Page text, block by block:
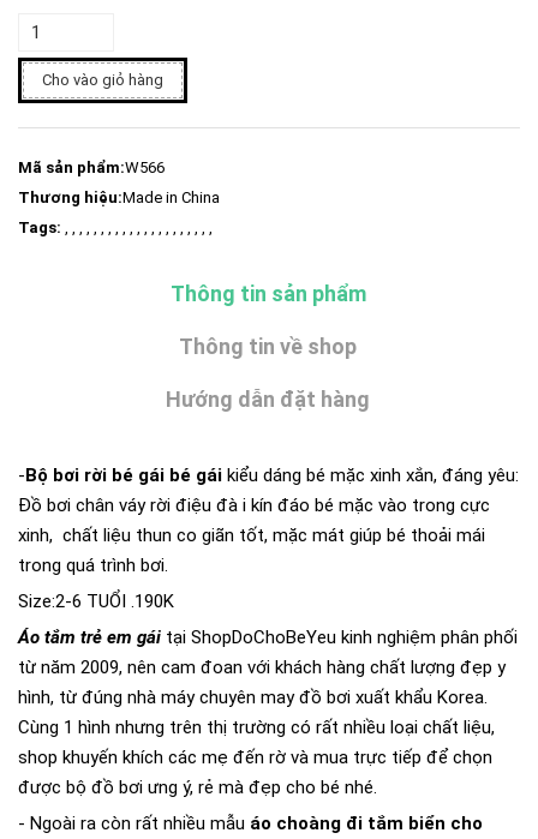
Cho vào giỏ hàng
Mã sản phẩm:W566
Thương hiệu:Made in China
Tags: , , , , , , , , , , , , , , , , , , , , ,
Thông tin sản phẩm
Thông tin về shop
Hướng dẫn đặt hàng
-Bộ bơi rời bé gái bé gái kiểu dáng bé mặc xinh xắn, đáng yêu:
Đồ bơi chân váy rời điệu đà i kín đáo bé mặc vào trong cực
xinh, chất liệu thun co giãn tốt, mặc mát giúp bé thoải mái
trong quá trình bơi.
Size:2-6 TUỔI .190K
Áo tắm trẻ em gái tại ShopDoChoBeYeu kinh nghiệm phân phối
từ năm 2009, nên cam đoan với khách hàng chất lượng đẹp y
hình, từ đúng nhà máy chuyên may đồ bơi xuất khẩu Korea.
Cùng 1 hình nhưng trên thị trường có rất nhiều loại chất liệu,
shop khuyến khích các mẹ đến rờ và mua trực tiếp để chọn
được bộ đồ bơi ưng ý, rẻ mà đẹp cho bé nhé.
- Ngoài ra còn rất nhiều mẫu áo choàng đi tắm biển cho